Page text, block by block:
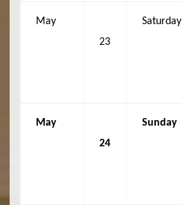
May
23
Saturday
May
24
Sunday